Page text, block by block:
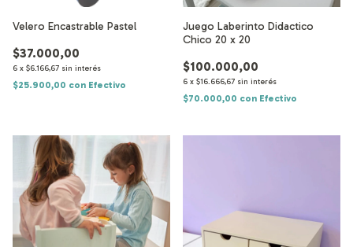
Velero Encastrable Pastel
$37.000,00
6 x $6.166,67 sin interés
$25.900,00 con Efectivo
Juego Laberinto Didactico
Chico 20 x 20
$100.000,00
6 x $16.666,67 sin interés
$70.000,00 con Efectivo